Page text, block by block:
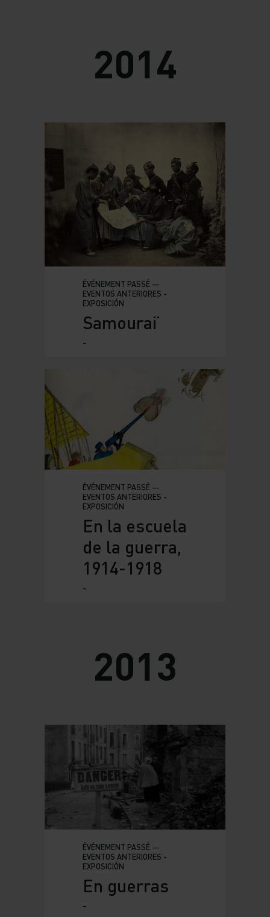
2014
ÉVÉNEMENT PASSÉ —
EVENTOS ANTERIORES -
EXPOSICIÓN
Samouraï
-
ÉVÉNEMENT PASSÉ —
EVENTOS ANTERIORES -
EXPOSICIÓN
En la escuela
de la guerra,
1914-1918
-
2013
ÉVÉNEMENT PASSÉ —
EVENTOS ANTERIORES -
EXPOSICIÓN
En guerras
-